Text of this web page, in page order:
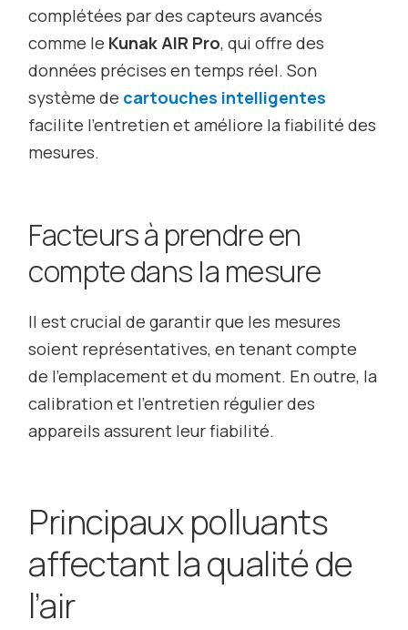
complétées par des capteurs avancés
comme le Kunak AIR Pro, qui offre des
données précises en temps réel. Son
système de cartouches intelligentes
facilite l’entretien et améliore la fiabilité des
mesures.
Facteurs à prendre en
compte dans la mesure
Il est crucial de garantir que les mesures
soient représentatives, en tenant compte
de l’emplacement et du moment. En outre, la
calibration et l’entretien régulier des
appareils assurent leur fiabilité.
Principaux polluants
affectant la qualité de
l’air